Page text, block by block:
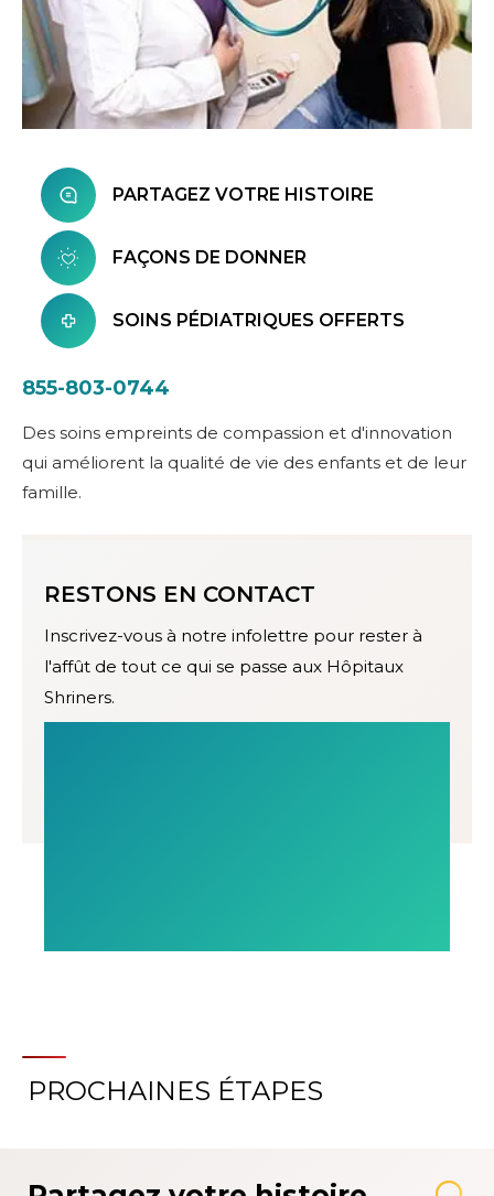
PARTAGEZ VOTRE HISTOIRE
FAÇONS DE DONNER
SOINS PÉDIATRIQUES OFFERTS
855-803-0744
Des soins empreints de compassion et d'innovation
qui améliorent la qualité de vie des enfants et de leur
famille.
RESTONS EN CONTACT
Inscrivez-vous à notre infolettre pour rester à
l'affût de tout ce qui se passe aux Hôpitaux
Shriners.
PROCHAINES ÉTAPES